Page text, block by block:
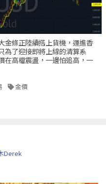
金條正陸續搭上貨機，運進香
為了迎接即將上線的清算系
在高檔震盪，一邊怕追高，一
金價
Derek